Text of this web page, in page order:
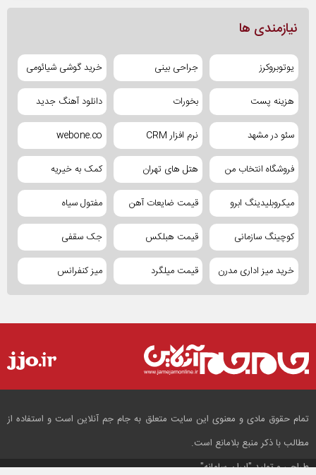
نیازمندی ها
یوتوبروکرز جراحی بینی خرید گوشی شیائومی
هزینه پست بخورات دانلود آهنگ جدید
سئو در مشهد نرم افزار CRM webone.co
فروشگاه انتخاب من هتل های تهران کمک به خیریه
میکروبلیدینگ ابرو قیمت ضایعات آهن مفتول سیاه
کوچینگ سازمانی قیمت هبلکس جک سقفی
خرید میز اداری مدرن قیمت میلگرد میز کنفرانس
تمام حقوق مادی و معنوی این سایت متعلق به جام جم آنلاین است و استفاده از
مطالب با ذکر منبع بلامانع است.
طراحی و تولید"ایران سامانه"